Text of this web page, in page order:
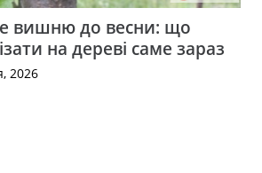
вишню до весни: що
на дереві саме зараз
2026